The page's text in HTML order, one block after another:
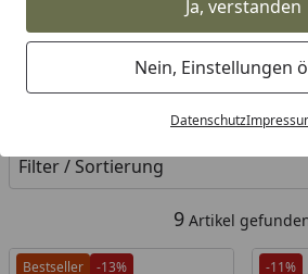
Ja, verstanden
Nein, Einstellungen
Datenschutz
Ihre Artikelübersicht
Filter / Sortierung
9 Artikel
Bestseller -13% -11%